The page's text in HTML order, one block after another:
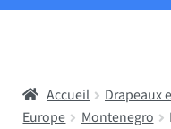
Écoles
Accueil Drapeaux
Europe
Montenegro